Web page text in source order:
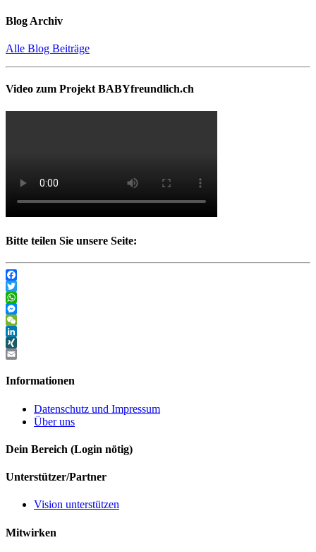
Blog Archiv
Alle Blog Beiträge
Video zum Projekt BABYfreundlich.ch
Bitte teilen Sie unsere Seite:
Facebook
Twitter
WhatsApp
Messenger
WeChat
LinkedIn
XING
Informationen
Datenschutz und Impressum
Über uns
Dein Bereich (Login nötig)
Unterstützer/Partner
Vision unterstützen
Mitwirken